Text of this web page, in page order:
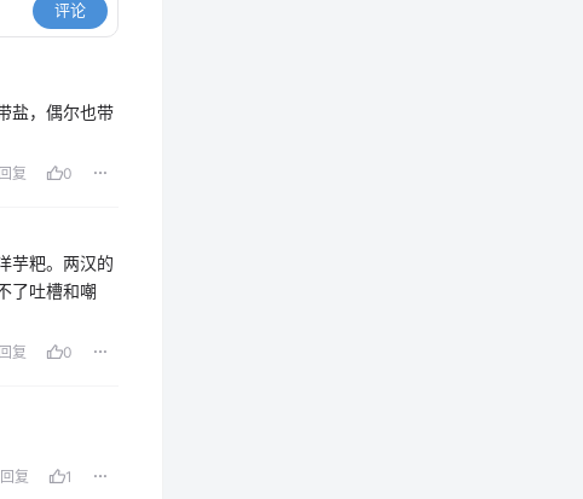
评论
盐，偶尔也带
回复 0
芋粑。两汉的
了吐槽和嘲
回复 0
回复 1